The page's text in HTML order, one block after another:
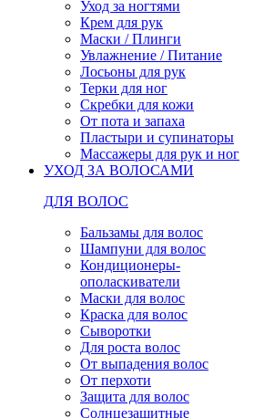
Уход за ногтями
Крем для рук
Маски / Плинги
Увлажнение / Питание
Лосьоны для рук
Терки для ног
Скребки для кожи
От пота и запаха
Пластыри и супинаторы
Массажеры для рук и ног
УХОД ЗА ВОЛОСАМИ
ДЛЯ ВОЛОС
Бальзамы для волос
Шампуни для волос
Кондиционеры-
ополаскиватели
Маски для волос
Краска для волос
Сыворотки
Для роста волос
От выпадения волос
От перхоти
Защита для волос
Солнцезащитные